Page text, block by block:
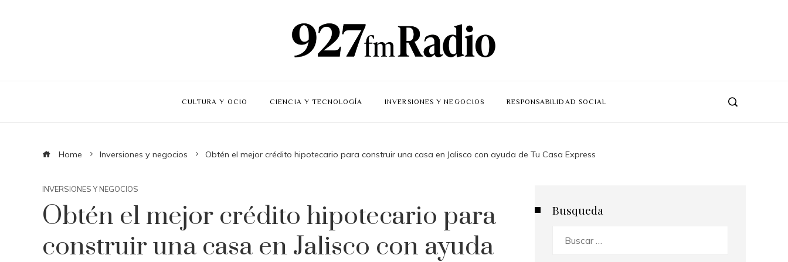
CULTURA Y OCIO CIENCIA Y TECNOLOGÍA INVERSIONES Y NEGOCIOS RESPONSABILIDAD SOCIAL
Home Inversiones y negocios Obtén el mejor crédito hipotecario para construir una casa en Jalisco con ayuda de Tu Casa Express
INVERSIONES Y NEGOCIOS
Obtén el mejor crédito hipotecario para
construir una casa en Jalisco con ayuda
Busqueda